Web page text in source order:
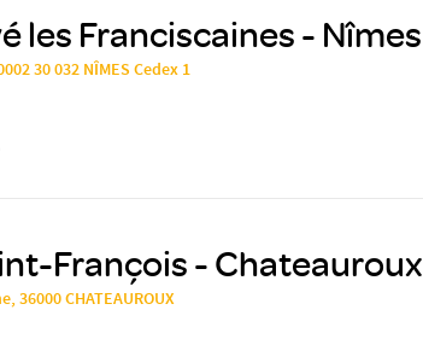
les Franciscaines - Nîmes
30 032 NÎMES Cedex 1
François - Chateauroux
36000 CHATEAUROUX